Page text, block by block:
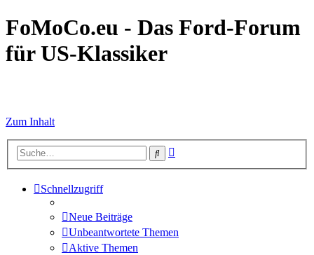
FoMoCo.eu - Das Ford-Forum
für US-Klassiker
Zum Inhalt
Suche
Schnellzugriff
Neue Beiträge
Unbeantwortete Themen
Aktive Themen